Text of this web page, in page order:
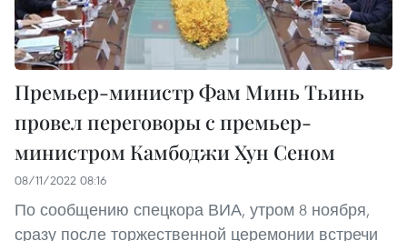
Премьер-министр Фам Минь Тьинь
провел переговоры с премьер-
министром Камбоджи Хун Сеном
08/11/2022 08:16
По сообщению спецкора ВИА, утром 8 ноября,
сразу после торжественной церемонии встречи